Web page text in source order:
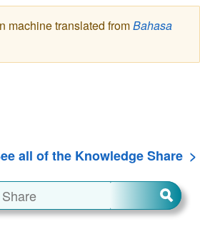
machine translated fromBahasa
all of the Knowledge Share